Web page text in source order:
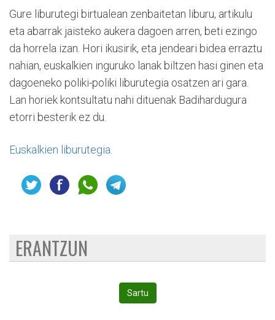
Gure liburutegi birtualean zenbaitetan liburu, artikulu
eta abarrak jaisteko aukera dagoen arren, beti ezingo
da horrela izan. Hori ikusirik, eta jendeari bidea erraztu
nahian, euskalkien inguruko lanak biltzen hasi ginen eta
dagoeneko poliki-poliki liburutegia osatzen ari gara.
Lan horiek kontsultatu nahi dituenak Badihardugura
etorri besterik ez du.
Euskalkien liburutegia
ERANTZUN
Sartu